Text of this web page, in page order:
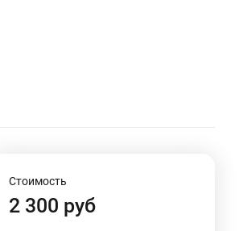
Стоимость
2 300 руб